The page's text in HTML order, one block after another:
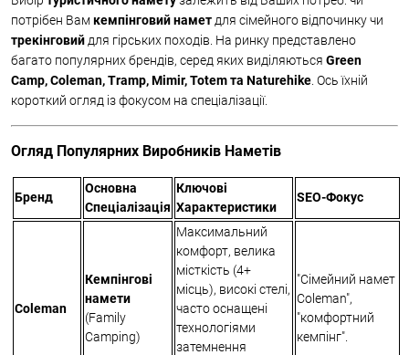
потрібен Вамкемпінговий намет для сімейного відпочинку чи
трекінговий для гірських походів. На ринку представлено
багато популярних брендів, серед яких виділяються Green
Camp, Coleman, Tramp, Mimir, Totem та Naturehike . Ось їхній
короткий огляд із фокусом на спеціалізації.
Огляд Популярних Виробників Наметів
Бренд
Основна
Спеціалізація
Ключові
Характеристики
SEO-Фокус
Coleman
Кемпінгові
намети
(Family
Camping)
Максимальний
комфорт, велика
місткість (4+
місць), високі стелі,
часто оснащені
технологіями
затемнення
"Сімейний намет
Coleman",
"комфортний
кемпінг".